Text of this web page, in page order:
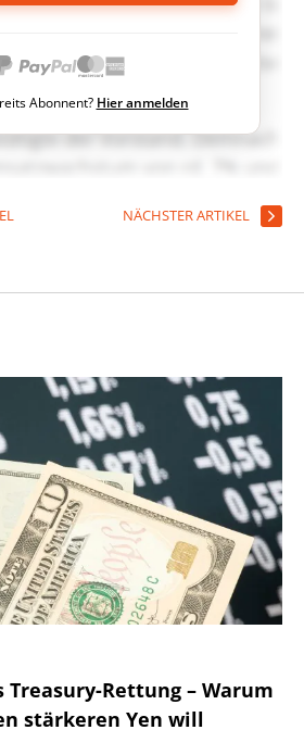
Abonnent? Hier anmelden
NÄCHSTER ARTIKEL
Treasury-Rettung – Warum
stärkeren Yen will